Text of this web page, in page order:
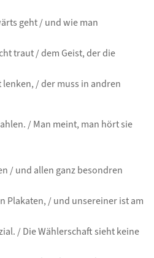
geht / und wie man
traut / dem Geist, der die
/ der muss in andren
/ Man meint, man hört sie
/ und allen ganz besondren
Plakaten, / und unsereiner ist am
/ Die Wählerschaft sieht keine